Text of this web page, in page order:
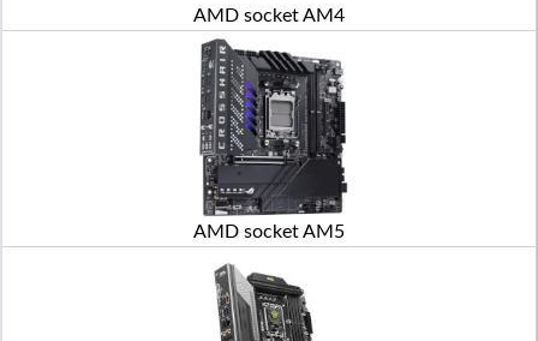
AMD socket AM4
AMD socket AM5